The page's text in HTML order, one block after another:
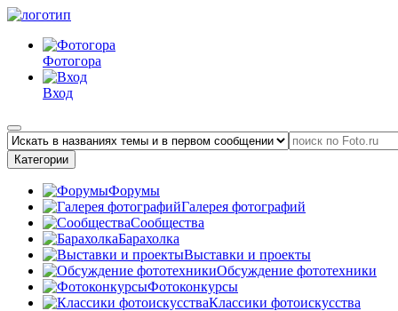
Фотогора
Вход
Категории
Форумы
Галерея фотографий
Сообщества
Барахолка
Выставки и проекты
Обсуждение фототехники
Фотоконкурсы
Классики фотоискусства